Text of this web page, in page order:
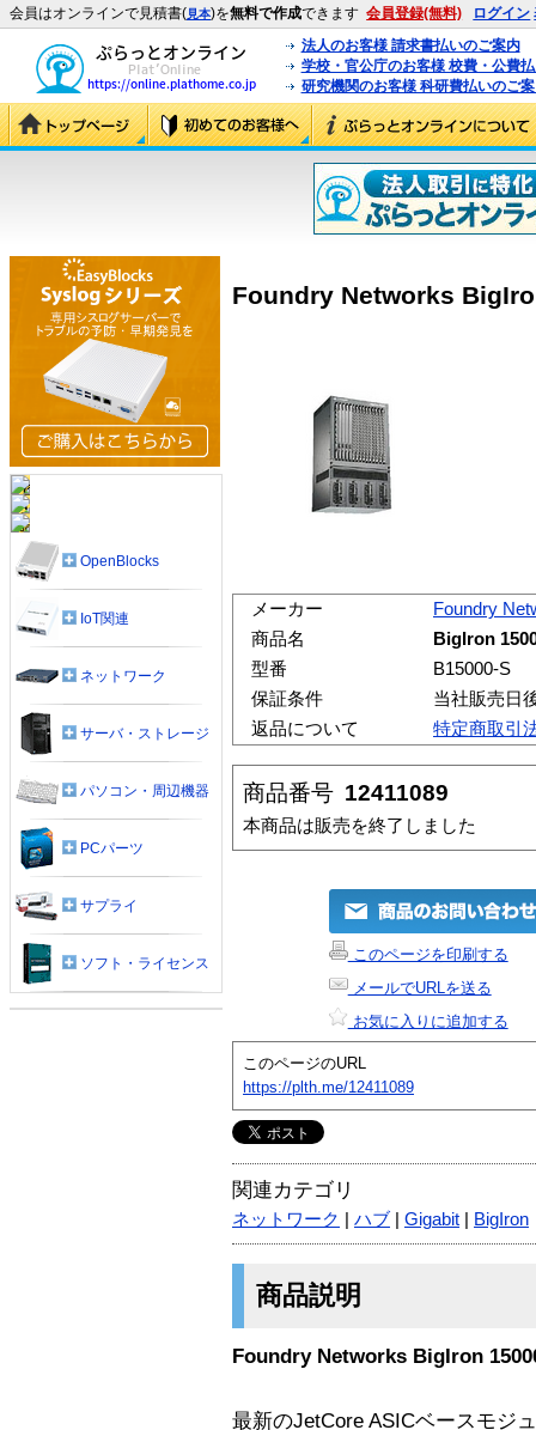
会員はオンラインで見積書(見本)を無料で作成できます 会員登録(無料) ログイン
法人のお客様 請求書払いのご案内
学校・官公庁のお客様 校費・公費
研究機関のお客様 科研費払いのご
Foundry Networks
メーカー
Foundry
商品名
BigIron
型番
B15000-S
保証条件
当社販売日
返品について
特定商取引
商品番号 12411089
本商品は販売を終了しました
このページを印刷する
メールでURLを送る
お気に入りに追加する
このページのURL
https://plth.me/12411089
関連カテゴリ
ネットワーク ハブ Gigabit BigIron
商品説明
Foundry Networks BigIron
最新のJetCore ASICベースモジ
OpenBlocks
IoT関連
ネットワーク
サーバ・ストレージ
パソコン・周辺機器
PCパーツ
サプライ
ソフト・ライセンス